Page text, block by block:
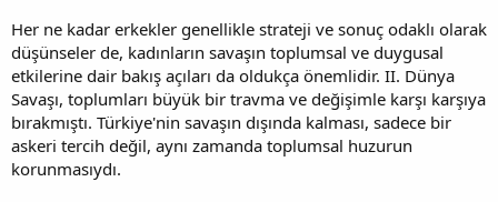
Her ne kadar erkekler genellikle strateji ve sonuç odaklı olarak
düşünseler de, kadınların savaşın toplumsal ve duygusal
etkilerine dair bakış açıları da oldukça önemlidir. II. Dünya
Savaşı, toplumları büyük bir travma ve değişimle karşı karşıya
bırakmıştı. Türkiye'nin savaşın dışında kalması, sadece bir
askeri tercih değil, aynı zamanda toplumsal huzurun
korunmasıydı.